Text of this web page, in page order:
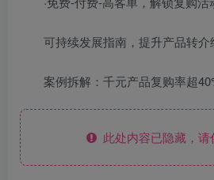
可持续发展指南，提升产品转介
案例拆解：千元产品复购率超
此处内容已隐藏，请